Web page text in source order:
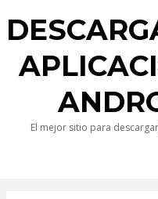
El mejor sitio para